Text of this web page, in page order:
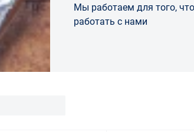
Мы работаем для того,
работать с нами